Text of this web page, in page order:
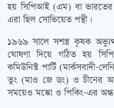
হয় সিপিআই (এম) বা ভারতের
এরা ছিল সোভিয়েত পন্থী।
১৯৬৯ সালে সশস্ত্র কৃষক
ঘোষণা দিয়ে গঠিত হয়
কমিউনিস্ট পার্টি (মার্কসবাদী-
তুং (মাও জে ডং) ও চীনের
সময়েও মস্কো ও পিকিং-এর